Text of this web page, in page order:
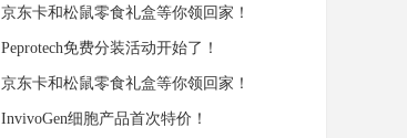
京东卡和松鼠零食礼盒等你领回家！
Peprotech免费分装活动开始了！
京东卡和松鼠零食礼盒等你领回家！
InvivoGen细胞产品首次特价！